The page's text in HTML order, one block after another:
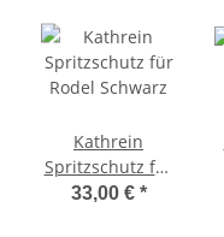
Kathrein
Spritzschutz für
Rodel Schwarz
33,00 € *